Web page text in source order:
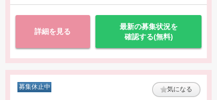
※業務上自宅待機、オンコール、日曜出勤あり。その場合は
詳細を見る
最新の募集状況を
確認する(無料)
募集休止中 気になる